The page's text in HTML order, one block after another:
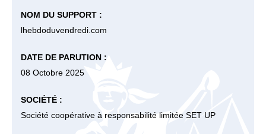
NOM DU SUPPORT :
lhebdoduvendredi.com
DATE DE PARUTION :
08 Octobre 2025
SOCIÉTÉ :
Société coopérative à responsabilité limitée SET UP